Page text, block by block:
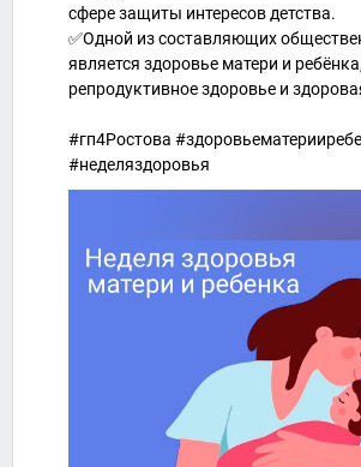
сфере защиты интересов детства.
✅Одной из составляющих
является здоровье матери и
репродуктивное здоровье и
#гп4Ростова
#неделяздоровья